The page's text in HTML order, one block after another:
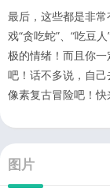
最后，这些都是非
戏“贪吃蛇”、“吃豆
极的情绪！而且你
吧！话不多说，自
像素复古冒险吧！快
图片